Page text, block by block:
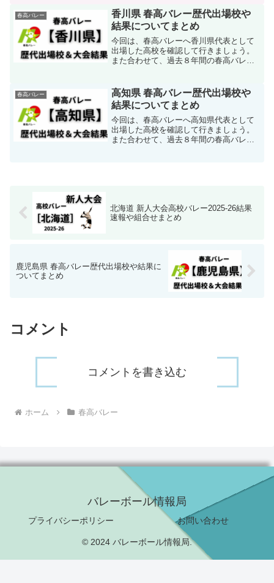
ーバリスティック FF MT 4
NETBURNER BAL...
春高バレー
香川県 春高バレー歴代出場校や
結果についてまとめ
今回は、春高バレーへ香川県代表として
出場した高校を確認して行きましょう。
また合わせて、過去８年間の春高バレー
ーバリスティック FF MT 4
NETBURNER BAL...
春高バレー
高知県 春高バレー歴代出場校や
結果についてまとめ
今回は、春高バレーへ高知県代表として
出場した高校を確認して行きましょう。
また合わせて、過去８年間の春高バレー
北海道 新人大会高校バレー2025-26結果
速報や組合せまとめ
鹿児島県 春高バレー歴代出場校や結果に
ついてまとめ
コメント
コメントを書き込む
ホーム 春高バレー
バレーボール情報局
プライバシーポリシー お問い合わせ
© 2024 バレーボール情報局.